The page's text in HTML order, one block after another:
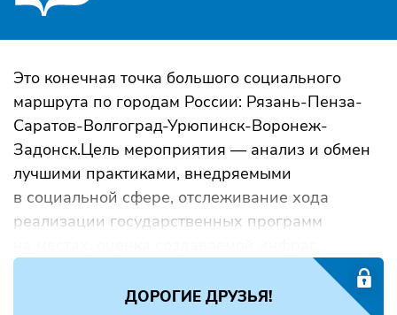
Это конечная точка большого социального
маршрута по городам России: Рязань-Пенза-
Саратов-Волгоград-Урюпинск-Воронеж-
Задонск.Цель мероприятия — анализ и обмен
лучшими практиками, внедряемыми
в социальной сфере, отслеживание хода
реализации государственных программ
ДОРОГИЕ ДРУЗЬЯ!